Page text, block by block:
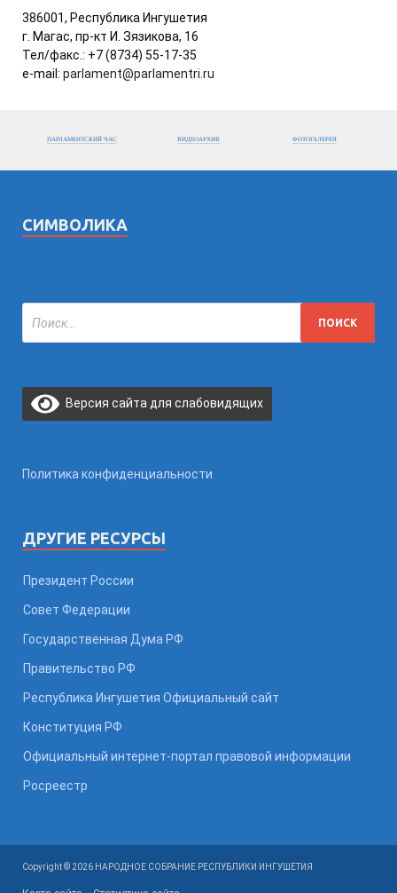
386001, Республика Ингушетия
г. Магас, пр-кт И. Зязикова, 16
Тел/факс.: +7 (8734) 55-17-35
e-mail: parlament@parlamentri.ru
ПАРЛАМЕНТСКИЙ ЧАС ВИДЕОАРХИВ ФОТОГАЛЕРЕЯ
СИМВОЛИКА
Версия сайта для слабовидящих
Политика конфиденциальности
ДРУГИЕ РЕСУРСЫ
Президент России
Совет Федерации
Государственная Дума РФ
Правительство РФ
Республика Ингушетия Официальный сайт
Конституция РФ
Официальный интернет-портал правовой информации
Росреестр
Copyright © 2026 НАРОДНОЕ СОБРАНИЕ РЕСПУБЛИКИ ИНГУШЕТИЯ